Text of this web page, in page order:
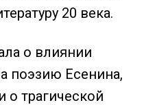
20 века.
о влиянии
поэзию Есенина,
о трагической